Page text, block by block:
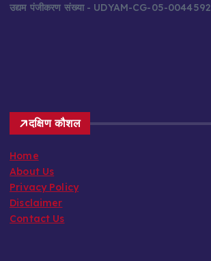
उद्यम पंजीकरण संख्या- UDYAM-CG-05-0044592
दक्षिण कौशल
Home
About Us
Privacy Policy
Disclaimer
Contact Us